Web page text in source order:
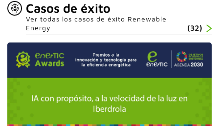
Casos de éxito
Ver todas los casos de éxito Renewable
Energy
(32)